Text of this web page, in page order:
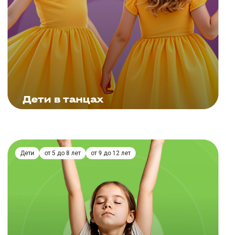
Дети в танцах
ЗАПИСАТЬСЯ
Дети от 5 до 8 лет от 9 до 12 лет